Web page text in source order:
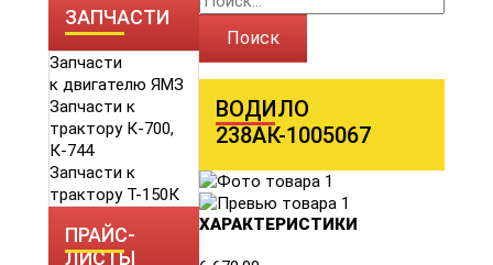
ЗАПЧАСТИ
Запчасти
к двигателю ЯМЗ
Запчасти к
трактору К-700,
К-744
Запчасти к
трактору Т-150К
ПРАЙС-
ЛИСТЫ
Поиск
ВОДИЛО
238АК-1005067
ХАРАКТЕРИСТИКИ